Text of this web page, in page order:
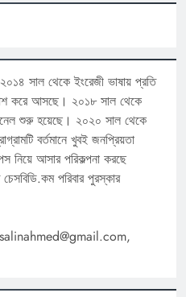
২০১৪ সাল থেকে ইংরেজী ভাষায় প্রতি
করে আসছে। ২০১৮ সাল থেকে
শুরু হয়েছে। ২০২০ সাল থেকে
বর্তমানে খুবই জনপ্রিয়তা
নিয়ে আসার পরিকল্পনা করছে
পরিবার পুরস্কার